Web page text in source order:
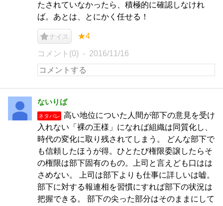
たされていなかったら、積極的に確認しなけれ
ば。あとは、とにかく任せる！
ナイス ★4
コメント(0) 2016/11/16
ないりば
ネタバレ
高い地位についた人間が部下の意見を受け
入れない「裸の王様」になれば組織は同質化し、
時代の変化に取り残されてしまう。 どんな部下で
も信頼したほうが得。ひとたび権限委譲したらそ
の権限は部下固有のもの。上司と言えども口はは
さめない。 上司は部下よりも仕事に詳しいは嘘。
部下に対する報連相を習慣にすれば部下の状況は
把握できる。 部下の尖った部分はそのままにして